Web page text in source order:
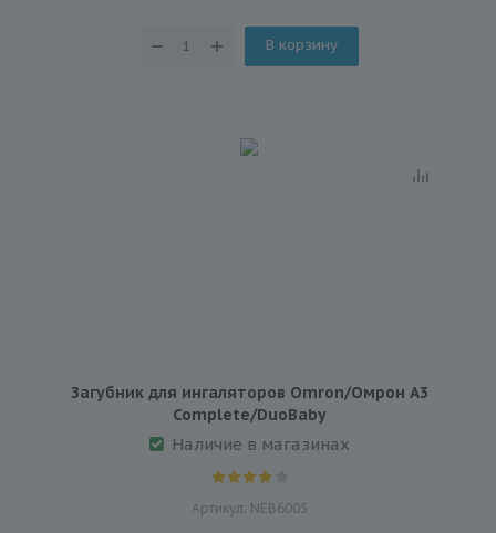
В корзину
Загубник для ингаляторов Omron/Омрон A3
Complete/DuoBaby
Наличие в магазинах
Артикул: NEB6005